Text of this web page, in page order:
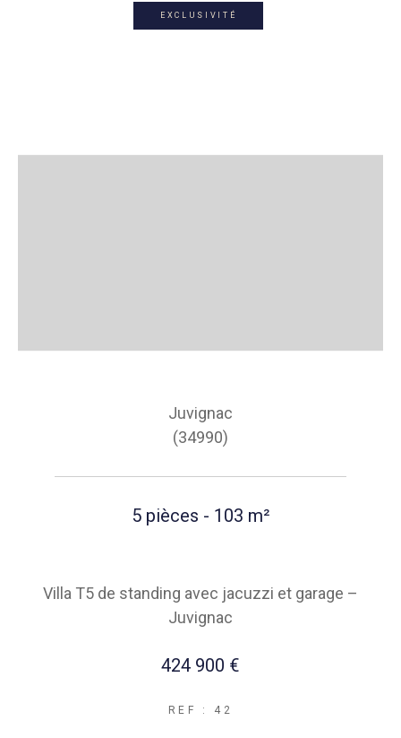
EXCLUSIVITÉ
Juvignac
(34990)
5 pièces - 103 m²
Villa T5 de standing avec jacuzzi et garage –
Juvignac
424 900 €
REF : 42